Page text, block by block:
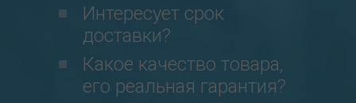
Интересует срок
доставки?
Какое качество товара,
его реальная гарантия?